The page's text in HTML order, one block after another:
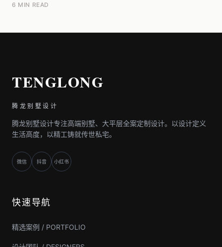
6 MIN READ
TENGLONG
腾龙别墅设计
腾龙别墅设计专注高端别墅、大平层全案定制设计。以设计定义
生活高度，以精工铸就传世私宅。
微信 抖音 小红书
快速导航
精选案例 / PORTFOLIO